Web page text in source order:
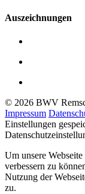
Auszeichnungen
© 2026 BWV
Impressum
Einstellungen
Um unsere
verbessern zu
Nutzung der
zu.